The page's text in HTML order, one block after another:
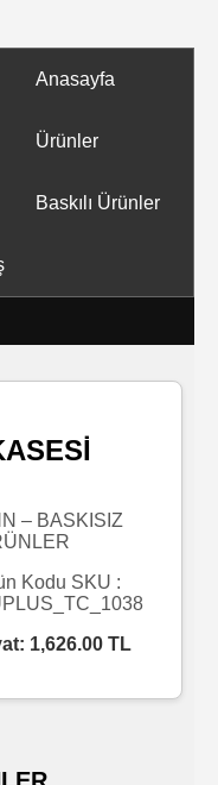
Anasayfa
Ürünler
Baskılı Ürünler
– BASKISIZ
Kodu SKU :
1,626.00 TL